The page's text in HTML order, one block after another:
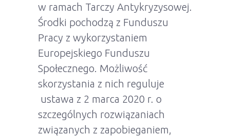
w ramach Tarczy Antykryzysowej.
Środki pochodzą z Funduszu
Pracy z wykorzystaniem
Europejskiego Funduszu
Społecznego. Możliwość
skorzystania z nich reguluje
ustawa z 2 marca 2020 r. o
szczególnych rozwiązaniach
związanych z zapobieganiem,